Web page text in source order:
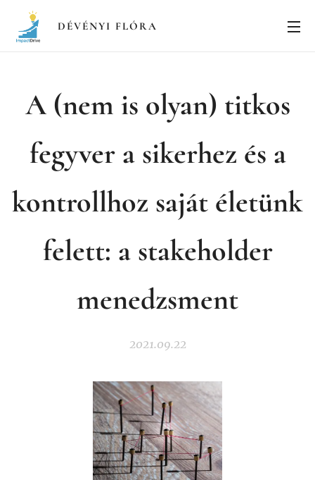
DÉVÉNYI FLÓRA
A (nem is olyan) titkos
fegyver a sikerhez és a
kontrollhoz saját életünk
felett: a stakeholder
menedzsment
2021.09.22